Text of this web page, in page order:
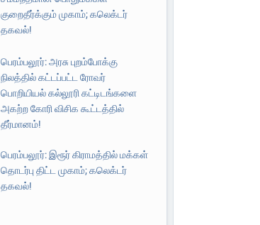
குறைதீர்க்கும் முகாம்; கலெக்டர்
தகவல்!
பெரம்பலூர்: அரசு புறம்போக்கு
நிலத்தில் கட்டப்பட்ட ரோவர்
பொறியியல் கல்லூரி கட்டிடங்களை
அகற்ற கோரி விசிக கூட்டத்தில்
தீர்மானம்!
பெரம்பலூர்: இரூர் கிராமத்தில் மக்கள்
தொடர்பு திட்ட முகாம்; கலெக்டர்
தகவல்!